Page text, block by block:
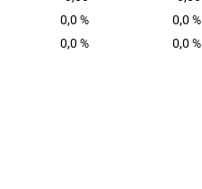
0,0 % 0,0 %
0,0 % 0,0 %